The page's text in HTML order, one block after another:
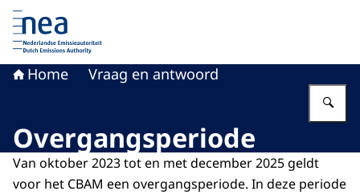
Naar de homepage van Nederlandse Emissieautoriteit
Home Vraag en antwoord
Overgangsperiode
Van oktober 2023 tot en met december 2025 geldt
voor het CBAM een overgangsperiode. In deze periode